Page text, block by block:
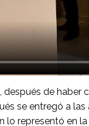
después de
se entregó a
lo representó en